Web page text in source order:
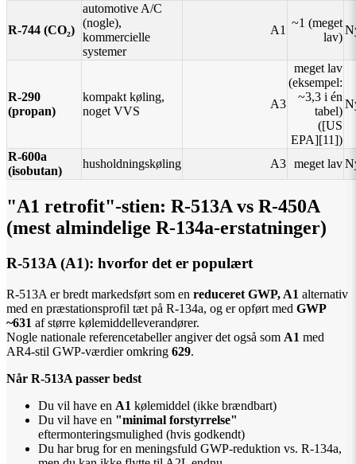
R-744 (CO₂)
automotive A/C
(nogle),
kommercielle
systemer
A1
~1 (meget
lav)
R-290
(propan)
kompakt køling,
noget VVS
A3
meget lav
(eksempel:
~3,3 i én
tabel)
([US
EPA][11])
R-600a
(isobutan)
husholdningskøling A3 meget lav
"A1 retrofit"-stien: R-513A vs R-450A
(mest almindelige R-134a-erstatninger)
R-513A (A1): hvorfor det er populært
R-513A er bredt markedsført som en reduceret GWP, A1 alternativ
med en præstationsprofil tæt på R-134a, og er opført med GWP
~631 af større kølemiddelleverandører.
Nogle nationale referencetabeller angiver det også som A1 med
AR4-stil GWP-værdier omkring 629.
Når R-513A passer bedst
Du vil have en A1 kølemiddel (ikke brændbart)
Du vil have en "minimal forstyrrelse"
eftermonteringsmulighed (hvis godkendt)
Du har brug for en meningsfuld GWP-reduktion vs. R-134a,